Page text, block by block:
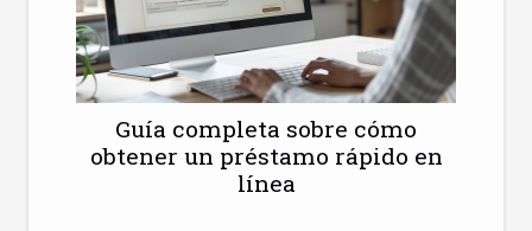
Guía completa sobre cómo
obtener un préstamo rápido en
línea